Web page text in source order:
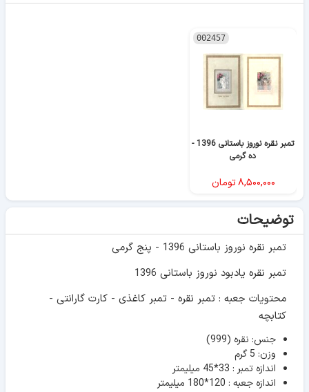
002457
تمبر نقره نوروز باستانی 1396 -
ده گرمی
۸,۵۰۰,۰۰۰تومان
توضیحات
تمبر نقره نوروز باستانی 1396 - پنج گرمی
تمبر نقره یادبود نوروز باستانی 1396
محتویات جعبه : تمبر نقره - تمبر کاغذی - کارت گارانتی -
کتابچه
جنس: نقره (999)
وزن: 5 گرم
اندازه تمبر : 33*45 میلیمتر
اندازه جعبه : 120*180 میلیمتر